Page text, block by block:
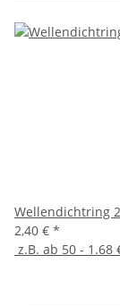
Wellendichtring
2,40 € *
z.B. ab 50 - 1.68